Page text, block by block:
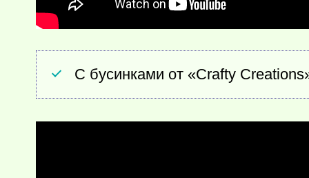
С бусинками от «Crafty